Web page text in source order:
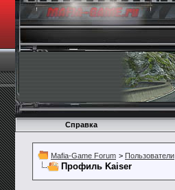
Справка
Mafia-Game Forum > Пользователи
Профиль Kaiser